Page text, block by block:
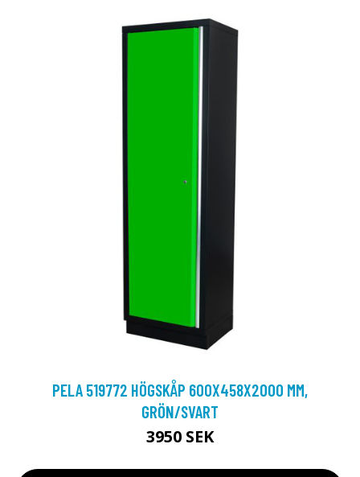
PELA 519772 HÖGSKÅP 600X458X2000 MM,
GRÖN/SVART
3950 SEK